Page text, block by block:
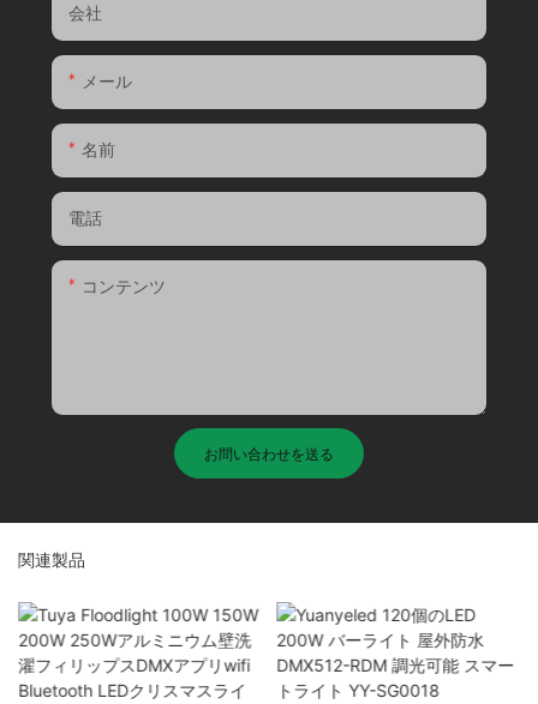
会社
メール
名前
電話
コンテンツ
お問い合わせを送る
関連製品